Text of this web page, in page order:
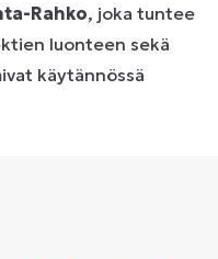
Rahko, joka tuntee
luonteen sekä
käytännössä